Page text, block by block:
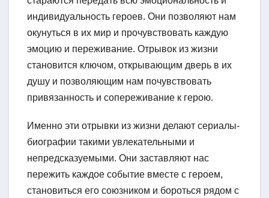
индивидуальность героев. Они позволяют нам
окунуться в их мир и прочувствовать каждую
эмоцию и переживание. Отрывок из жизни
становится ключом, открывающим дверь в их
душу и позволяющим нам почувствовать
привязанность и сопереживание к герою.
Именно эти отрывки из жизни делают сериалы-
биографии такими увлекательными и
непредсказуемыми. Они заставляют нас
пережить каждое событие вместе с героем,
становиться его союзником и бороться рядом с